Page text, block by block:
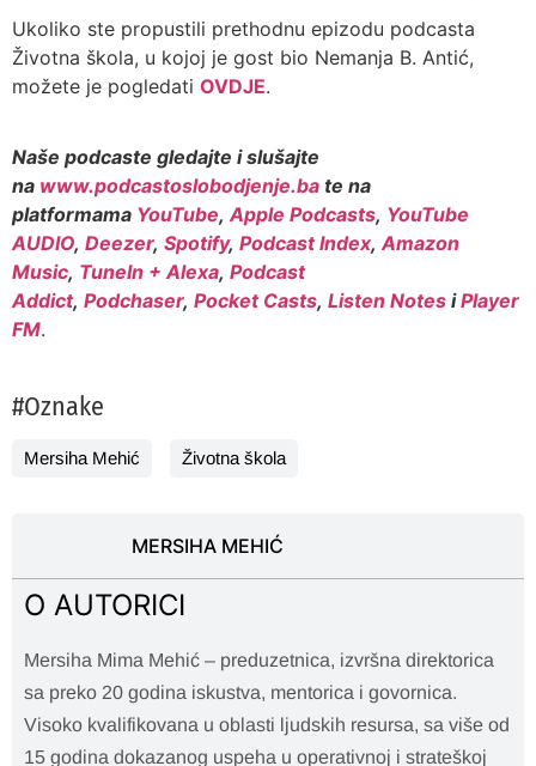
Ukoliko ste propustili prethodnu epizodu podcasta
Životna škola, u kojoj je gost bio Nemanja B. Antić,
možete je pogledati OVDJE.
Naše podcaste gledajte i slušajte
na www.podcastoslobodjenje.ba te na
platformama YouTube, Apple Podcasts, YouTube
AUDIO, Deezer, Spotify, Podcast Index, Amazon
Music, TuneIn + Alexa, Podcast
Addict, Podchaser, Pocket Casts, Listen Notes iPlayer
FM.
#Oznake
Mersiha Mehić Životna škola
MERSIHA MEHIĆ
O AUTORICI
Mersiha Mima Mehić – preduzetnica, izvršna direktorica
sa preko 20 godina iskustva, mentorica i govornica.
Visoko kvalifikovana u oblasti ljudskih resursa, sa više od
15 godina dokazanog uspeha u operativnoj i strateškoj